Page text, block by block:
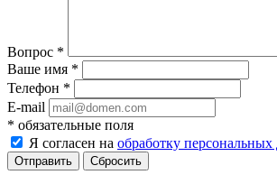
Вопрос *
Ваше имя *
Телефон *
E-mail
* обязательные поля
Я согласен на обработку
Отправить Сбросить